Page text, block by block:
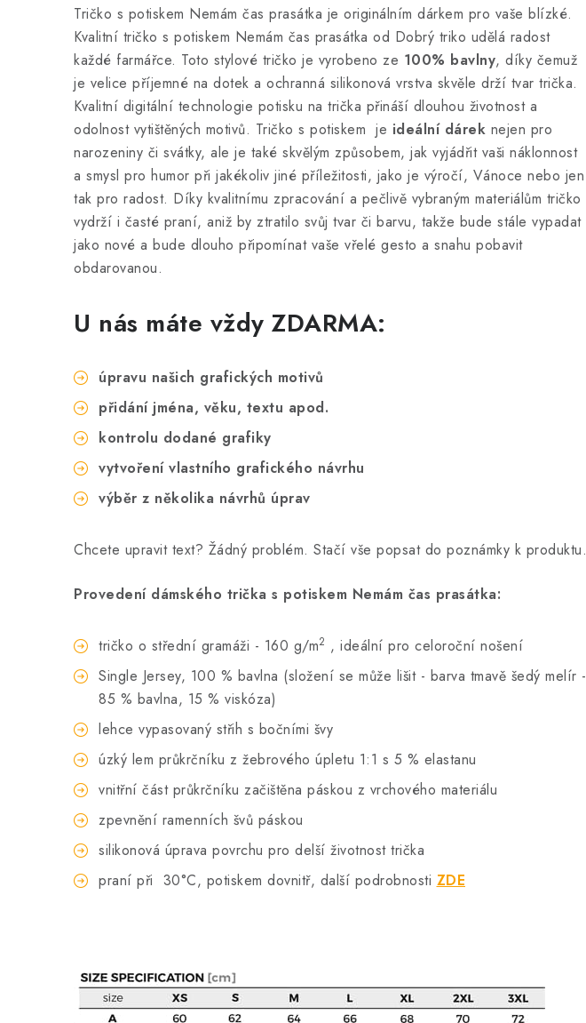
Tričko s potiskem Nemám čas prasátka je originálním dárkem pro vaše blízké.
Kvalitní tričko s potiskem Nemám čas prasátka od Dobrý triko udělá radost
každé farmářce. Toto stylové tričko je vyrobeno ze 100% bavlny, díky čemuž
je velice příjemné na dotek a ochranná silikonová vrstva skvěle drží tvar trička.
Kvalitní digitální technologie potisku na trička přináší dlouhou životnost a
odolnost vytištěných motivů. Tričko s potiskem je ideální dárek nejen pro
narozeniny či svátky, ale je také skvělým způsobem, jak vyjádřit vaši náklonnost
a smysl pro humor při jakékoliv jiné příležitosti, jako je výročí, Vánoce nebo jen
tak pro radost. Díky kvalitnímu zpracování a pečlivě vybraným materiálům tričko
vydrží i časté praní, aniž by ztratilo svůj tvar či barvu, takže bude stále vypadat
jako nové a bude dlouho připomínat vaše vřelé gesto a snahu pobavit
obdarovanou.
U nás máte vždy ZDARMA:
úpravu našich grafických motivů
přidání jména, věku, textu apod.
kontrolu dodané grafiky
vytvoření vlastního grafického návrhu
výběr z několika návrhů úprav
Chcete upravit text? Žádný problém. Stačí vše popsat do poznámky k produktu.
Provedení dámského trička s potiskem Nemám čas prasátka:
tričko o střední gramáži - 160 g/m2 , ideální pro celoroční nošení
Single Jersey, 100 % bavlna (složení se může lišit - barva tmavě šedý melír -
85 % bavlna, 15 % viskóza)
lehce vypasovaný střih s bočními švy
úzký lem průkrčníku z žebrového úpletu 1:1 s 5 % elastanu
vnitřní část průkrčníku začištěna páskou z vrchového materiálu
zpevnění ramenních švů páskou
silikonová úprava povrchu pro delší životnost trička
praní při 30°C, potiskem dovnitř, další podrobnosti ZDE